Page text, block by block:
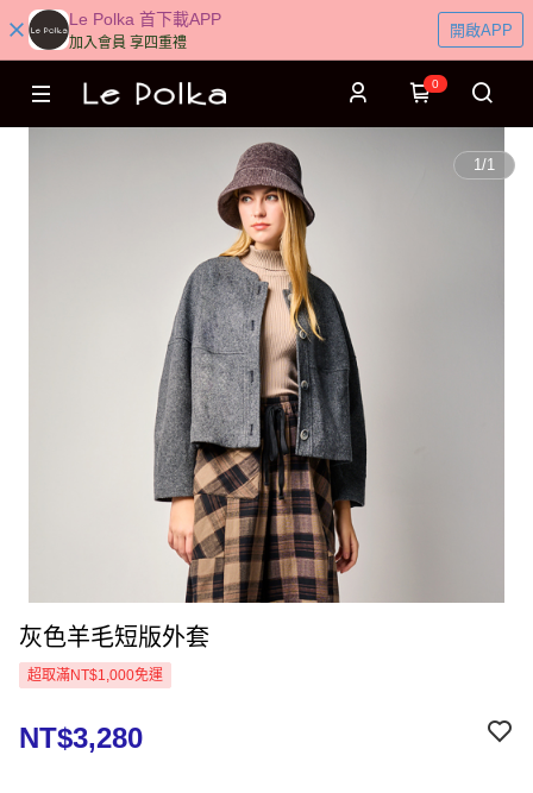
Le Polka 首下載APP
加入會員 享四重禮
開啟APP
0
1/1
灰色羊毛短版外套
超取滿NT$1,000免運
NT$3,280